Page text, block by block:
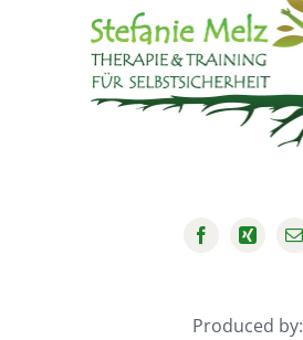
Produced by: